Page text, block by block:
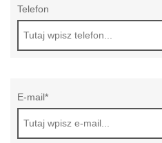
Telefon
E-mail*